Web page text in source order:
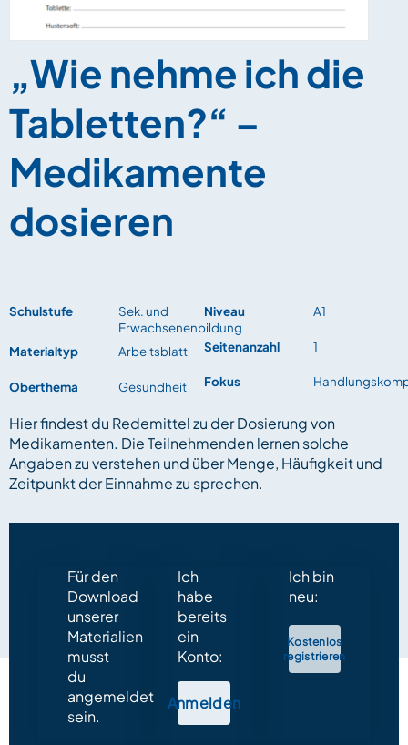
„Wie nehme ich die
Tabletten?“ –
Medikamente
dosieren
Schulstufe
Sek. und
Erwachsenenbildung
Materialtyp
Arbeitsblatt
Oberthema Gesundheit
Niveau A1
Seitenanzahl 1
Fokus
Hier findest du Redemittel zu der Dosierung von
Medikamenten. Die Teilnehmenden lernen solche
Angaben zu verstehen und über Menge, Häufigkeit und
Zeitpunkt der Einnahme zu sprechen.
Für den
Download
unserer
Materialien
musst
du
angemeldet
sein.
Ich
habe
bereits
ein
Konto:
Anmelden
Ich bin
neu:
Kostenlos
registrieren